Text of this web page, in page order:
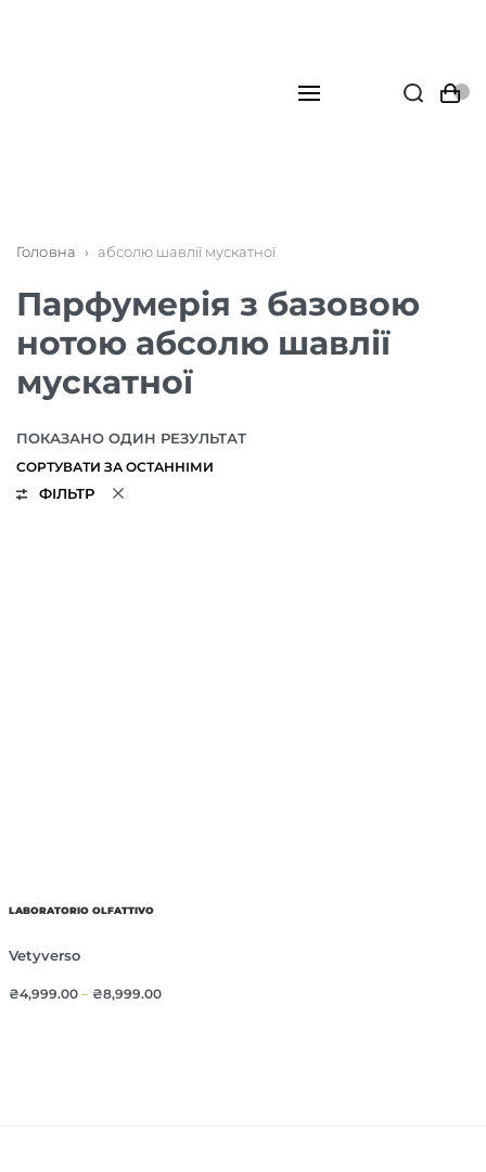
Головна › абсолю шавлії мускатної
Парфумерія з базовою
нотою абсолю шавлії
мускатної
ПОКАЗАНО ОДИН РЕЗУЛЬТАТ
ФІЛЬТР
LABORATORIO OLFATTIVO
Vetyverso
₴4,999.00– ₴8,999.00